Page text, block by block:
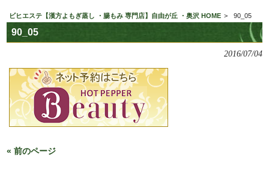
ビヒエステ【漢方よもぎ蒸し ・腸もみ 専門店】自由が丘 ・奥沢 HOME > 90_05
90_05
2016/07/04
« 前のページ